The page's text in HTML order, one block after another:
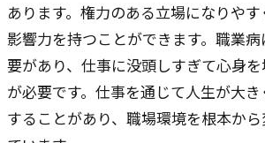
あります。権力のある立場になりや
影響力を持つことができます。職業
要があり、仕事に没頭しすぎて心身
が必要です。仕事を通じて人生が大
することがあり、職場環境を根本か